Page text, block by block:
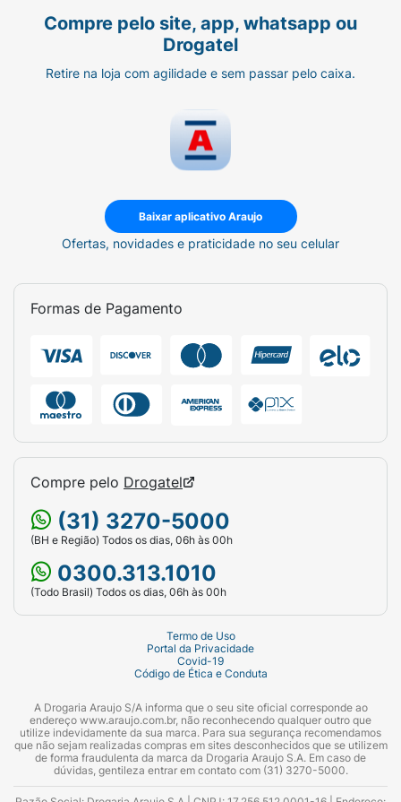
Compre pelo site, app, whatsapp ou
Drogatel
Retire na loja com agilidade e sem passar pelo caixa.
Baixar aplicativo Araujo
Ofertas, novidades e praticidade no seu celular
Formas de Pagamento
Compre pelo Drogatel
(31) 3270-5000
(BH e Região) Todos os dias, 06h às 00h
0300.313.1010
(Todo Brasil) Todos os dias, 06h às 00h
Termo de Uso
Portal da Privacidade
Covid-19
Código de Ética e Conduta
A Drogaria Araujo S/A informa que o seu site oficial corresponde ao
endereço www.araujo.com.br, não reconhecendo qualquer outro que
utilize indevidamente da sua marca. Para sua segurança recomendamos
que não sejam realizadas compras em sites desconhecidos que se utilizem
de forma fraudulenta da marca da Drogaria Araujo S.A. Em caso de
dúvidas, gentileza entrar em contato com (31) 3270-5000.